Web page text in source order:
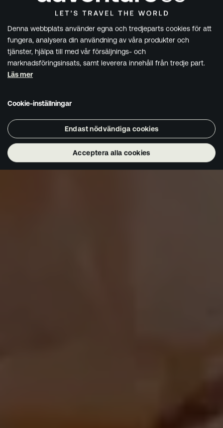
Denna webbplats använder egna och tredjeparts cookies för att
fungera, analysera din användning av våra produkter och
tjänster, hjälpa till med vår försäljnings- och
marknadsföringsinsats, samt leverera innehåll från tredje part.
Läs mer
Cookie-inställningar
Endast nödvändiga cookies
Acceptera alla cookies